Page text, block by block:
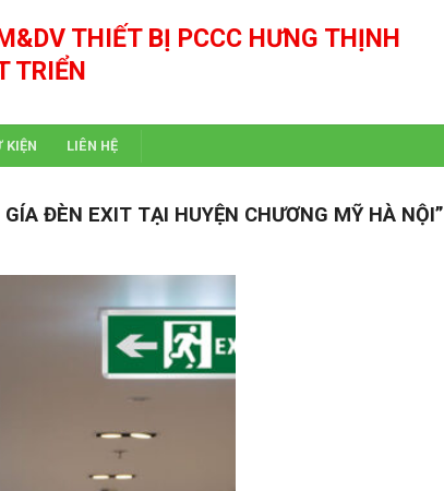
THIẾT BỊ PCCC HƯNG THỊNH
TRIỂN
KIỆN LIÊN HỆ
GÍA ĐÈN EXIT TẠI HUYỆN CHƯƠNG MỸ HÀ NỘI”